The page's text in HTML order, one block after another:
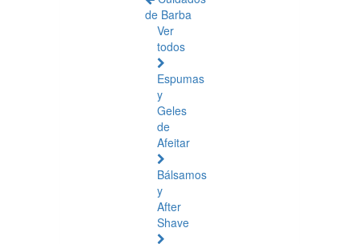
de Barba
Ver
todos
Espumas
y
Geles
de
Afeitar
Bálsamos
y
After
Shave